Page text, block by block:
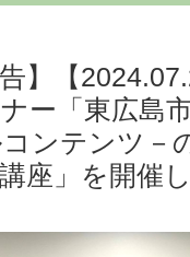
告】【
ー「東広島
ンテンツ－
座」を開催